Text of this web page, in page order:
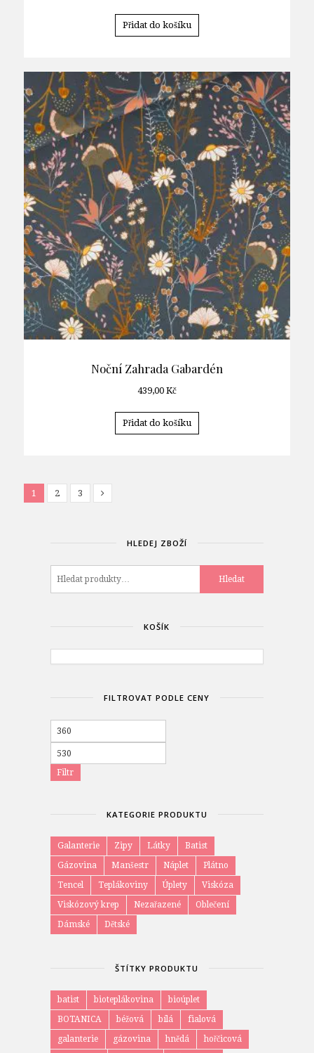
Přidat do košíku
Noční Zahrada Gabardén
439,00 Kč
Přidat do košíku
1 2 3
HLEDEJ ZBOŽÍ
Hledat
KOŠÍK
FILTROVAT PODLE CENY
Filtr
KATEGORIE PRODUKTU
Galanterie Zipy Látky
Batist
Gázovina
Manšestr Náplet
Plátno
Tencel
Teplákoviny Úplety
Viskóza
Viskózový krep
Nezařazené
Oblečení
Dámské
Dětské
ŠTÍTKY PRODUKTU
batist bioteplákovina
bioúplet
BOTANICA
béžová bílá
fialová
galanterie
gázovina hnědá
hořčicová